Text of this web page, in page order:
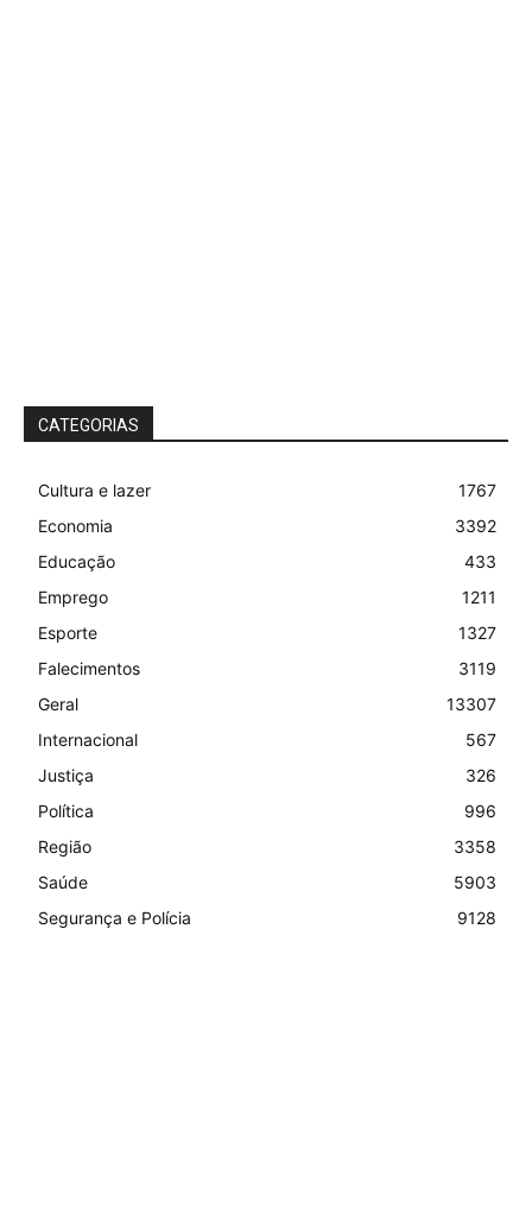
CATEGORIAS
Cultura e lazer
1767
Economia
3392
Educação
433
Emprego
1211
Esporte
1327
Falecimentos
3119
Geral
13307
Internacional
567
Justiça
326
Política
996
Região
3358
Saúde
5903
Segurança e Polícia
9128